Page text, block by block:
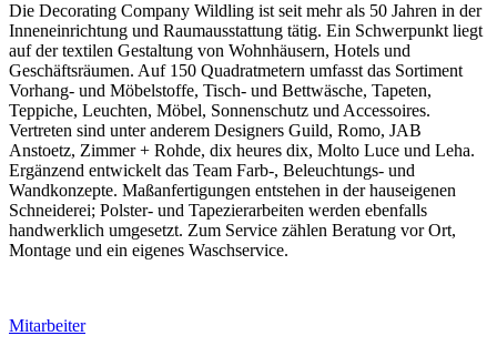
Die Decorating Company Wildling ist seit mehr als 50 Jahren in der
Inneneinrichtung und Raumausstattung tätig. Ein Schwerpunkt liegt
auf der textilen Gestaltung von Wohnhäusern, Hotels und
Geschäftsräumen. Auf 150 Quadratmetern umfasst das Sortiment
Vorhang- und Möbelstoffe, Tisch- und Bettwäsche, Tapeten,
Teppiche, Leuchten, Möbel, Sonnenschutz und Accessoires.
Vertreten sind unter anderem Designers Guild, Romo, JAB
Anstoetz, Zimmer + Rohde, dix heures dix, Molto Luce und Leha.
Ergänzend entwickelt das Team Farb-, Beleuchtungs- und
Wandkonzepte. Maßanfertigungen entstehen in der hauseigenen
Schneiderei; Polster- und Tapezierarbeiten werden ebenfalls
handwerklich umgesetzt. Zum Service zählen Beratung vor Ort,
Montage und ein eigenes Waschservice.
Mitarbeiter